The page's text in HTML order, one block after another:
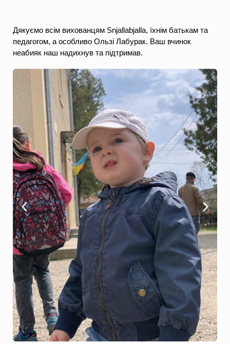
Дякуємо всім вихованцям Snjallabjalla, їхнім батькам та
педагогом, а особливо Ользі Лабурак. Ваш вчинок
неабияк наш надихнув та підтримав.